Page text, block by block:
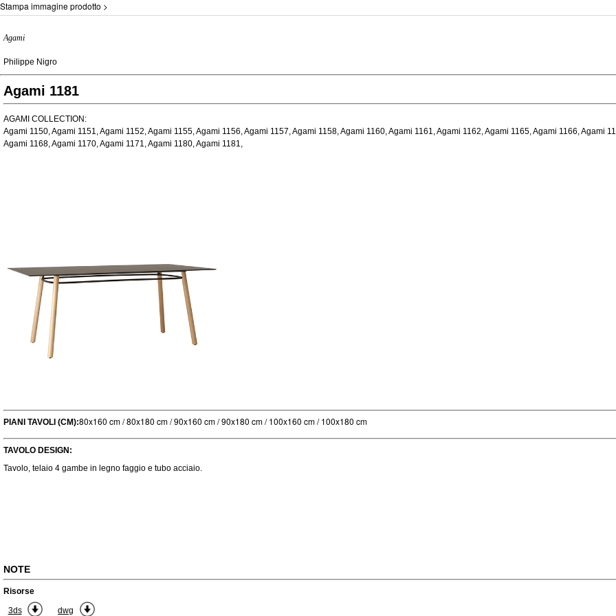
Stampa immagine prodotto >
Agami
Philippe Nigro
Agami 1181
AGAMI COLLECTION:
Agami 1150, Agami 1151, Agami 1152, Agami 1155, Agami 1156, Agami 1157, Agami 1158, Agami 1160, Agami 1161, Agami 1162, Agami 1165, Agami 1166, Agami
Agami 1168, Agami 1170, Agami 1171, Agami 1180, Agami 1181,
PIANI TAVOLI (CM):80x160 cm / 80x180 cm / 90x160 cm / 90x180 cm / 100x160 cm / 100x180 cm
TAVOLO DESIGN:
Tavolo, telaio 4 gambe in legno faggio e tubo acciaio.
NOTE
Risorse
3ds
dwg